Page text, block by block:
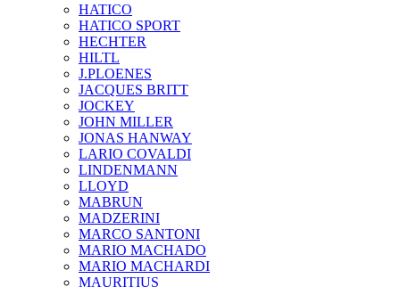
HATICO
HATICO SPORT
HECHTER
HILTL
J.PLOENES
JAСQUES BRITT
JOCKEY
JOHN MILLER
JONAS HANWAY
LARIO COVALDI
LINDENMANN
LLOYD
MABRUN
MADZERINI
MARCO SANTONI
MARIO MACHADO
MARIO MACHARDI
MAURITIUS